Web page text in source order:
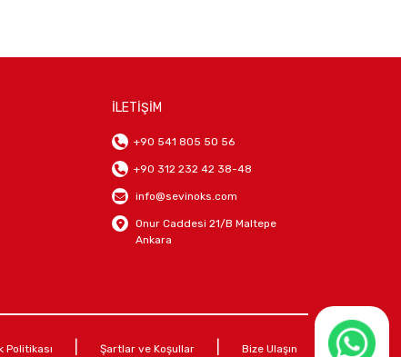
İLETİŞİM
+90 541 805 50 56
+90 312 232 42 38-48
info@sevinoks.com
Onur Caddesi 21/B Maltepe
Ankara
Politikası Şartlar ve Koşullar Bize Ulaşın